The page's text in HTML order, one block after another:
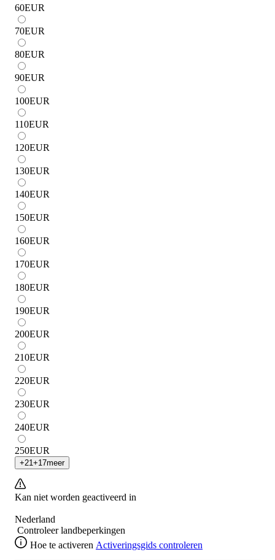
60EUR
70EUR
80EUR
90EUR
100EUR
110EUR
120EUR
130EUR
140EUR
150EUR
160EUR
170EUR
180EUR
190EUR
200EUR
210EUR
220EUR
230EUR
240EUR
250EUR
+21 +17meer
Kan niet worden geactiveerd in
Nederland
Controleer landbeperkingen
Hoe te activeren Activeringsgids controleren